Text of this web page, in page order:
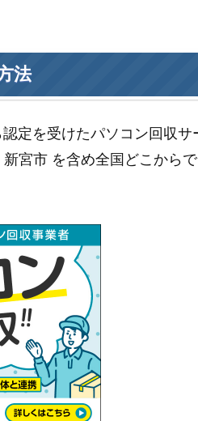
法
定を受けたパソコン回収サ
宮市 を含め全国どこから